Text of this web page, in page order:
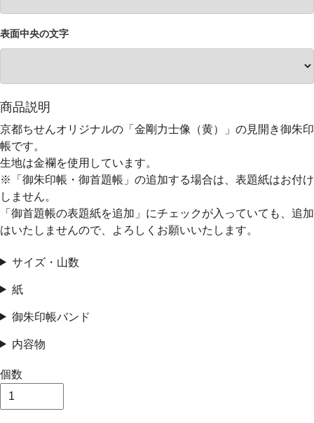
表面中央の文字
商品説明
京都ちせんオリジナルの「金剛力士像（黄）」の見開き御朱印
帳です。
生地は金襴を使用しています。
※「御朱印帳・御首題帳」の追加する場合は、表題紙はお付け
しません。
「御首題帳の表題紙を追加」にチェックが入っていても、追加
はいたしませんので、よろしくお願いいたします。
サイズ・山数
紙
御朱印帳バンド
内容物
個数